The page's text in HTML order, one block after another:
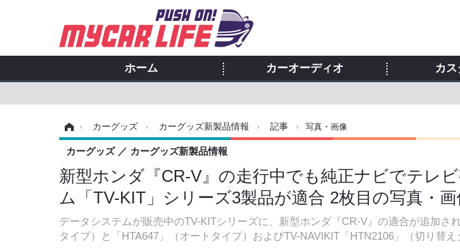
ホーム カーオーディオ カ
› カーグッズ › カーグッズ新製品情報 › 記事 › 写真・画像
新型ホンダ『CR-V』の走行中でも純正ナビでテレ
ム「TV-KIT」シリーズ3製品が適合 2枚目の写真・画
データシステムが販売中のTV-KITシリーズに、新型ホンダ『CR-V』の適合が追加さ
タイプ）と「HTA647」（オートタイプ）およびTV-NAVIKIT「HTN2106」（切り替え
カーグッズ カーグッズ新製品情報